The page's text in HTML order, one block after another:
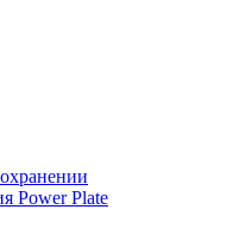
Power Plate